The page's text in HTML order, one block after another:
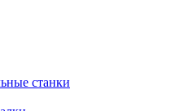
станки